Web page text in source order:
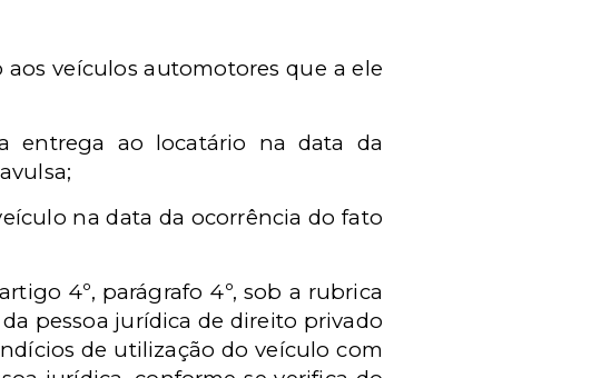
veículos automotores que a ele
entrega ao locatário na data da
na data da ocorrência do fato
4º, parágrafo 4º, sob a rubrica
pessoa jurídica de direito privado
de utilização do veículo com